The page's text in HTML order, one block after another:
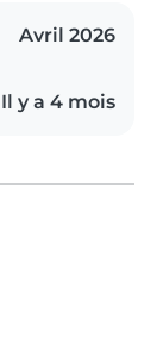
Avril 2026
Il y a 4 mois